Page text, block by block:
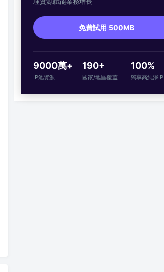
免費試用 500MB
9000萬+
IP池資源
190+
國家/地區覆蓋
100%
獨享高純淨IP